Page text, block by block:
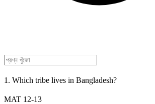
1. Which tribe lives in Bangladesh?
MAT 12-13